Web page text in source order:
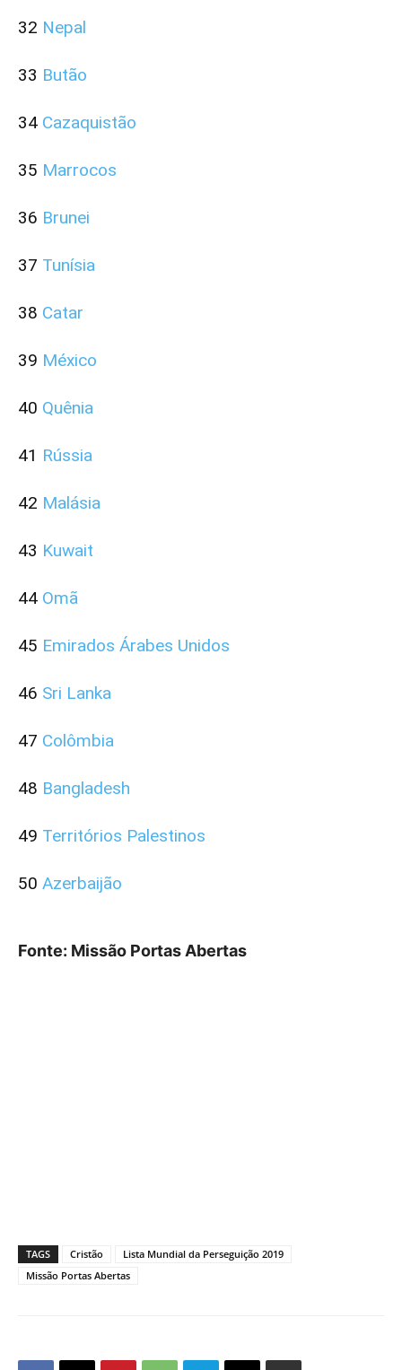
32 Nepal
33 Butão
34 Cazaquistão
35 Marrocos
36 Brunei
37 Tunísia
38 Catar
39 México
40 Quênia
41 Rússia
42 Malásia
43 Kuwait
44 Omã
45 Emirados Árabes Unidos
46 Sri Lanka
47 Colômbia
48 Bangladesh
49 Territórios Palestinos
50 Azerbaijão
Fonte: Missão Portas Abertas
TAGS Cristão
Lista Mundial da Perseguição 2019
Missão Portas Abertas